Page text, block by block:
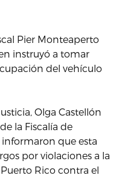
Pier Monteaperto
instruyó a tomar
del vehículo
Olga Castellón
la Fiscalía de
informaron que esta
por violaciones a la
Rico contra el